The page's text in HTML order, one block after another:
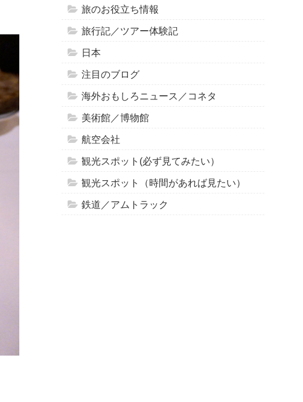
旅のお役立ち情報
旅行記／ツアー体験記
日本
注目のブログ
海外おもしろニュース／コネタ
美術館／博物館
航空会社
観光スポット(必ず見てみたい）
観光スポット（時間があれば見たい）
鉄道／アムトラック